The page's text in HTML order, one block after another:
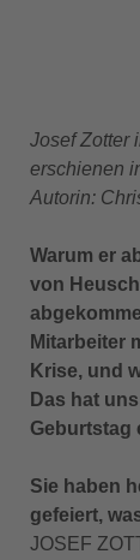
Josef Zotter
erschienen
Autorin:
Warum er
von
Mitarbeiter
Krise, und
Das hat
Geburtstag
Sie haben
gefeiert,
JOSEF